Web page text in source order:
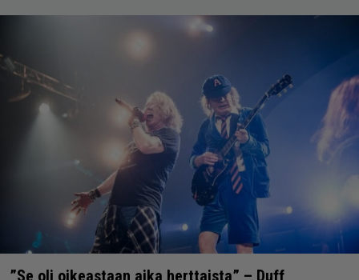
”Se oli oikeastaan aika herttaista” – Duff